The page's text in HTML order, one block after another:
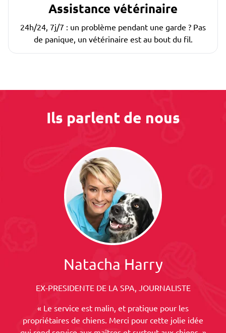
Assistance vétérinaire
24h/24, 7j/7 : un problème pendant une garde ? Pas
de panique, un vétérinaire est au bout du fil.
Ils parlent de nous
Natacha Harry
EX-PRESIDENTE DE LA SPA, JOURNALISTE
« Le service est malin, et pratique pour les
propriétaires de chiens. Merci pour cette jolie idée